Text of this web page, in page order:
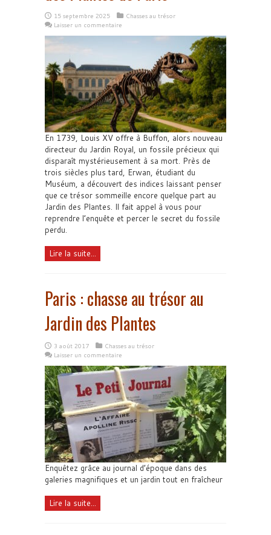
15 septembre 2025
Chasses au trésor
Laisser un commentaire
En 1739, Louis XV offre à Buffon, alors nouveau
directeur du Jardin Royal, un fossile précieux qui
disparaît mystérieusement à sa mort. Près de
trois siècles plus tard, Erwan, étudiant du
Muséum, a découvert des indices laissant penser
que ce trésor sommeille encore quelque part au
Jardin des Plantes. Il fait appel à vous pour
reprendre l’enquête et percer le secret du fossile
perdu.
Lire la suite...
Paris : chasse au trésor au
Jardin des Plantes
3 août 2017
Chasses au trésor
Laisser un commentaire
Enquêtez grâce au journal d’époque dans des
galeries magnifiques et un jardin tout en fraîcheur
Lire la suite...